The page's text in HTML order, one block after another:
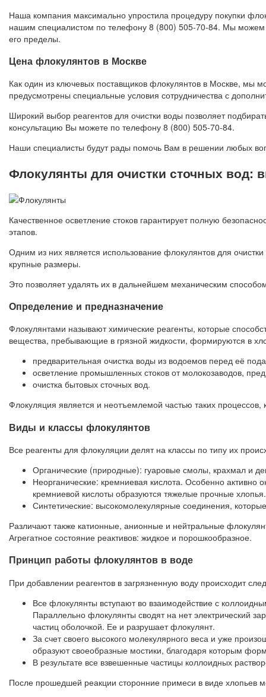
Наша компания максимально упростила процедуру покупки
нашим специалистом по телефону 8 (800) 505-70-84. Мы можем
его пределы.
Цена флокулянтов в Москве
Как один из ключевых поставщиков флокулянтов в Москве, мы
предусмотрены специальные условия сотрудничества с
Широкий выбор реагентов для очистки воды позволяет
консультацию Вы можете по телефону 8 (800) 505-70-84.
Наши специалисты будут рады помочь Вам в решении любых
Флокулянты для очистки сточных
Качественное осветление стоков гарантирует полную
этапов.
Одним из них является использование флокулянтов для
крупные размеры.
Это позволяет удалять их в дальнейшем механическим
Определение и предназначение
Флокулянтами называют химические реагенты, которые
вещества, пребывающие в грязной жидкости, формируются в
предварительная очистка воды из водоемов перед её
осветление промышленных стоков от молокозаводов,
очистка бытовых сточных вод.
Флокуляция является и неотъемлемой частью таких
Виды и классы флокулянтов
Все реагенты для флокуляции делят на классы по типу их
Органические (природные): гуаровые смолы, крахмал и
Неорганические: кремниевая кислота. Особенно активно
кремниевой кислоты образуются тяжелые прочные хлопья.
Синтетические: высокомолекулярные соединения,
Различают также катионные, анионные и нейтральные
Агрегатное состояние реактивов: жидкое и порошкообразное.
Принцип работы флокулянтов в воде
При добавлении реагентов в загрязненную воду происходит
Все флокулянты вступают во взаимодействие с
Параллельно флокулянты сводят на нет электрический
частиц оболочкой. Ее и разрушает флокулянт.
За счет своего высокого молекулярного веса и уже
образуют своеобразные мостики, благодаря которым
В результате все взвешенные частицы коллоидных
После прошедшей реакции сторонние примеси в виде хлопьев